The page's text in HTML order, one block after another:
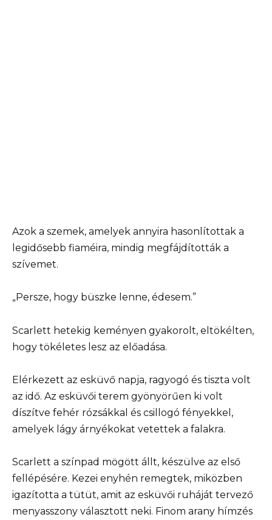
Azok a szemek, amelyek annyira hasonlítottak a
legidősebb fiaméira, mindig megfájdították a
szívemet.
„Persze, hogy büszke lenne, édesem.”
Scarlett hetekig keményen gyakorolt, eltökélten,
hogy tökéletes lesz az előadása.
Elérkezett az esküvő napja, ragyogó és tiszta volt
az idő. Az esküvői terem gyönyörűen ki volt
díszítve fehér rózsákkal és csillogó fényekkel,
amelyek lágy árnyékokat vetettek a falakra.
Scarlett a színpad mögött állt, készülve az első
fellépésére. Kezei enyhén remegtek, miközben
igazította a tütüt, amit az esküvői ruháját tervező
menyasszony választott neki. Finom arany hímzés